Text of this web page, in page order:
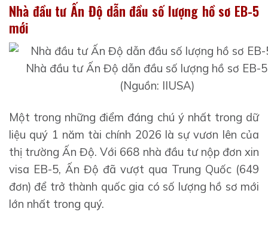
Nhà đầu tư Ấn Độ dẫn đầu số lượng hồ sơ EB-5
mới
Nhà đầu tư Ấn Độ dẫn đầu số lượng hồ sơ EB-
(Nguồn: IIUSA)
Một trong những điểm đáng chú ý nhất trong dữ
liệu quý 1 năm tài chính 2026 là sự vươn lên của
thị trường Ấn Độ. Với 668 nhà đầu tư nộp đơn xin
visa EB-5, Ấn Độ đã vượt qua Trung Quốc (649
đơn) để trở thành quốc gia có số lượng hồ sơ mới
lớn nhất trong quý.